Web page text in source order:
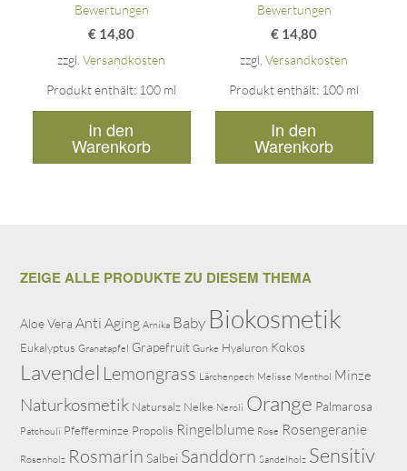
Bewertungen
€ 14,80
zzgl.Versandkosten
Produkt enthält: 100 ml
In den
Warenkorb
Bewertungen
€ 14,80
zzgl.Versandkosten
Produkt enthält: 100 ml
In den
Warenkorb
ZEIGE ALLE PRODUKTE ZU DIESEM THEMA
Aloe Vera Anti Aging Arnika Baby Biokosmetik
Eukalyptus Granatapfel Grapefruit Gurke Hyaluron Kokos
Lavendel Lemongrass Lärchenpech Melisse Menthol Minze
Naturkosmetik Natursalz Nelke Neroli Orange Palmarosa
Patchouli Pfefferminze Propolis Ringelblume Rose Rosengeranie
Rosenholz Rosmarin Salbei Sanddorn Sandelholz Sensitiv